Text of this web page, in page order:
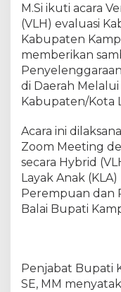
a
m
m
a
d
F
i
d
a
u
s
I
k
u
c
a
M.Si ikuti acara
(VLH) evaluasi
Kabupaten
memberikan
di Daerah
Kabupaten/Kota
Acara ini
Zoom Meeting
secara Hybrid
Layak Anak
Perempuan dan
Balai Bupati
Penjabat Bupati
SE, MM